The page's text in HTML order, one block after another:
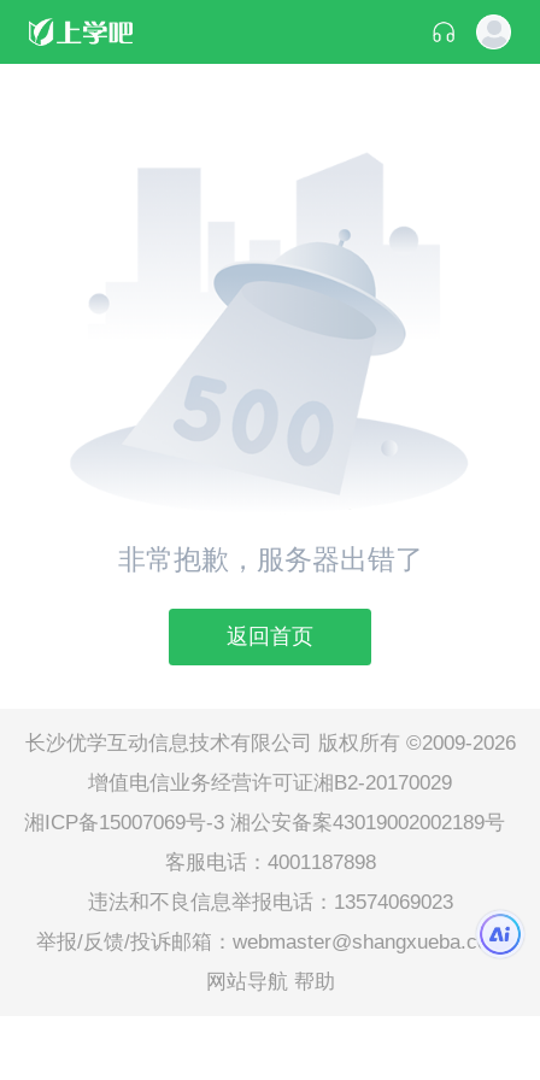
非常抱歉，服务器出错了
返回首页
长沙优学互动信息技术有限公司 版权所有 ©2009-2026
增值电信业务经营许可证湘B2-20170029
湘ICP备15007069号-3 湘公安备案43019002002189号
客服电话：4001187898
违法和不良信息举报电话：13574069023
举报/反馈/投诉邮箱：webmaster@shangxueba.com
网站导航 帮助